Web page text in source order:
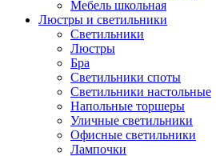
Мебель школьная
Люстры и светильники
Светильники
Люстры
Бра
Светильники споты
Светильники настольные
Напольные торшеры
Уличные светильники
Офисные светильники
Лампочки